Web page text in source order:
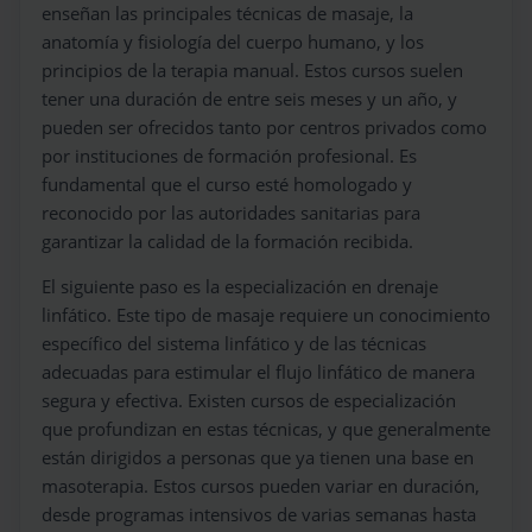
enseñan las principales técnicas de masaje, la
anatomía y fisiología del cuerpo humano, y los
principios de la terapia manual. Estos cursos suelen
tener una duración de entre seis meses y un año, y
pueden ser ofrecidos tanto por centros privados como
por instituciones de formación profesional. Es
fundamental que el curso esté homologado y
reconocido por las autoridades sanitarias para
garantizar la calidad de la formación recibida.
El siguiente paso es la especialización en drenaje
linfático. Este tipo de masaje requiere un conocimiento
específico del sistema linfático y de las técnicas
adecuadas para estimular el flujo linfático de manera
segura y efectiva. Existen cursos de especialización
que profundizan en estas técnicas, y que generalmente
están dirigidos a personas que ya tienen una base en
masoterapia. Estos cursos pueden variar en duración,
desde programas intensivos de varias semanas hasta